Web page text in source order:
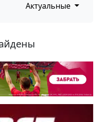
Актуальные